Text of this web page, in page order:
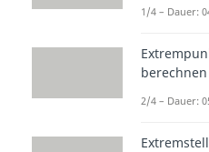
Was
Im
1/4 – Dauer:
berechnen
2/4 – Dauer: